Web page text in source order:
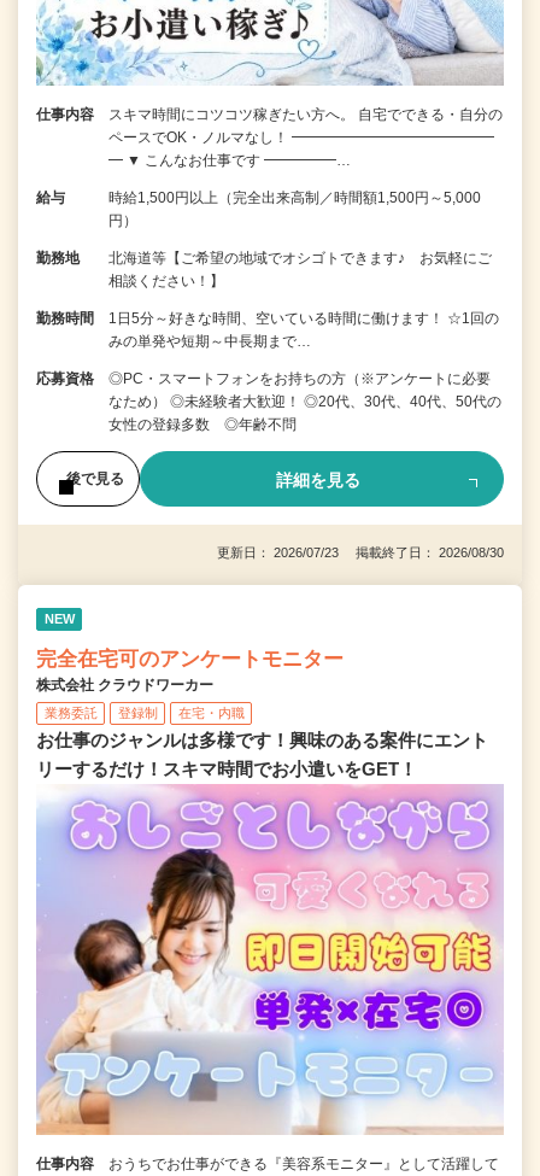
仕事内容
スキマ時間にコツコツ稼ぎたい方へ。 自宅でできる・自分の
ペースでOK・ノルマなし！ ━━━━━━━━━━━━━━
━ ▼ こんなお仕事です ━━━━━…
給与
時給1,500円以上（完全出来高制／時間額1,500円～5,000
円）
勤務地
北海道等【ご希望の地域でオシゴトできます♪ お気軽にご
相談ください！】
勤務時間
1日5分～好きな時間、空いている時間に働けます！ ☆1回の
みの単発や短期～中長期まで…
応募資格
◎PC・スマートフォンをお持ちの方（※アンケートに必要
なため） ◎未経験者大歓迎！ ◎20代、30代、40代、50代の
女性の登録多数 ◎年齢不問
後で見る 詳細を見る
更新日： 2026/07/23 掲載終了日： 2026/08/30
NEW
完全在宅可のアンケートモニター
株式会社 クラウドワーカー
業務委託 登録制 在宅・内職
お仕事のジャンルは多様です！興味のある案件にエント
リーするだけ！スキマ時間でお小遣いをGET！
仕事内容
おうちでお仕事ができる『美容系モニター』として活躍して